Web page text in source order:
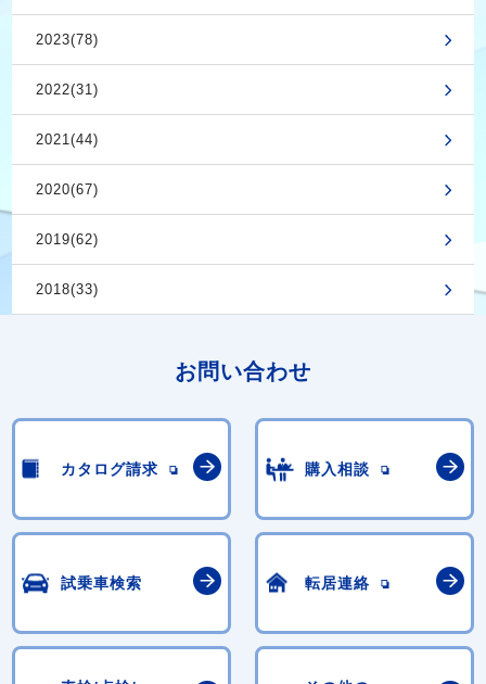
2023(78)
2022(31)
2021(44)
2020(67)
2019(62)
2018(33)
お問い合わせ
カタログ請求 購入相談
試乗車検索 転居連絡